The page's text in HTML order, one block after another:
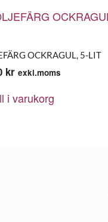
OCKRAGUL, 5-LIT
kr exkl.moms
i varukorg